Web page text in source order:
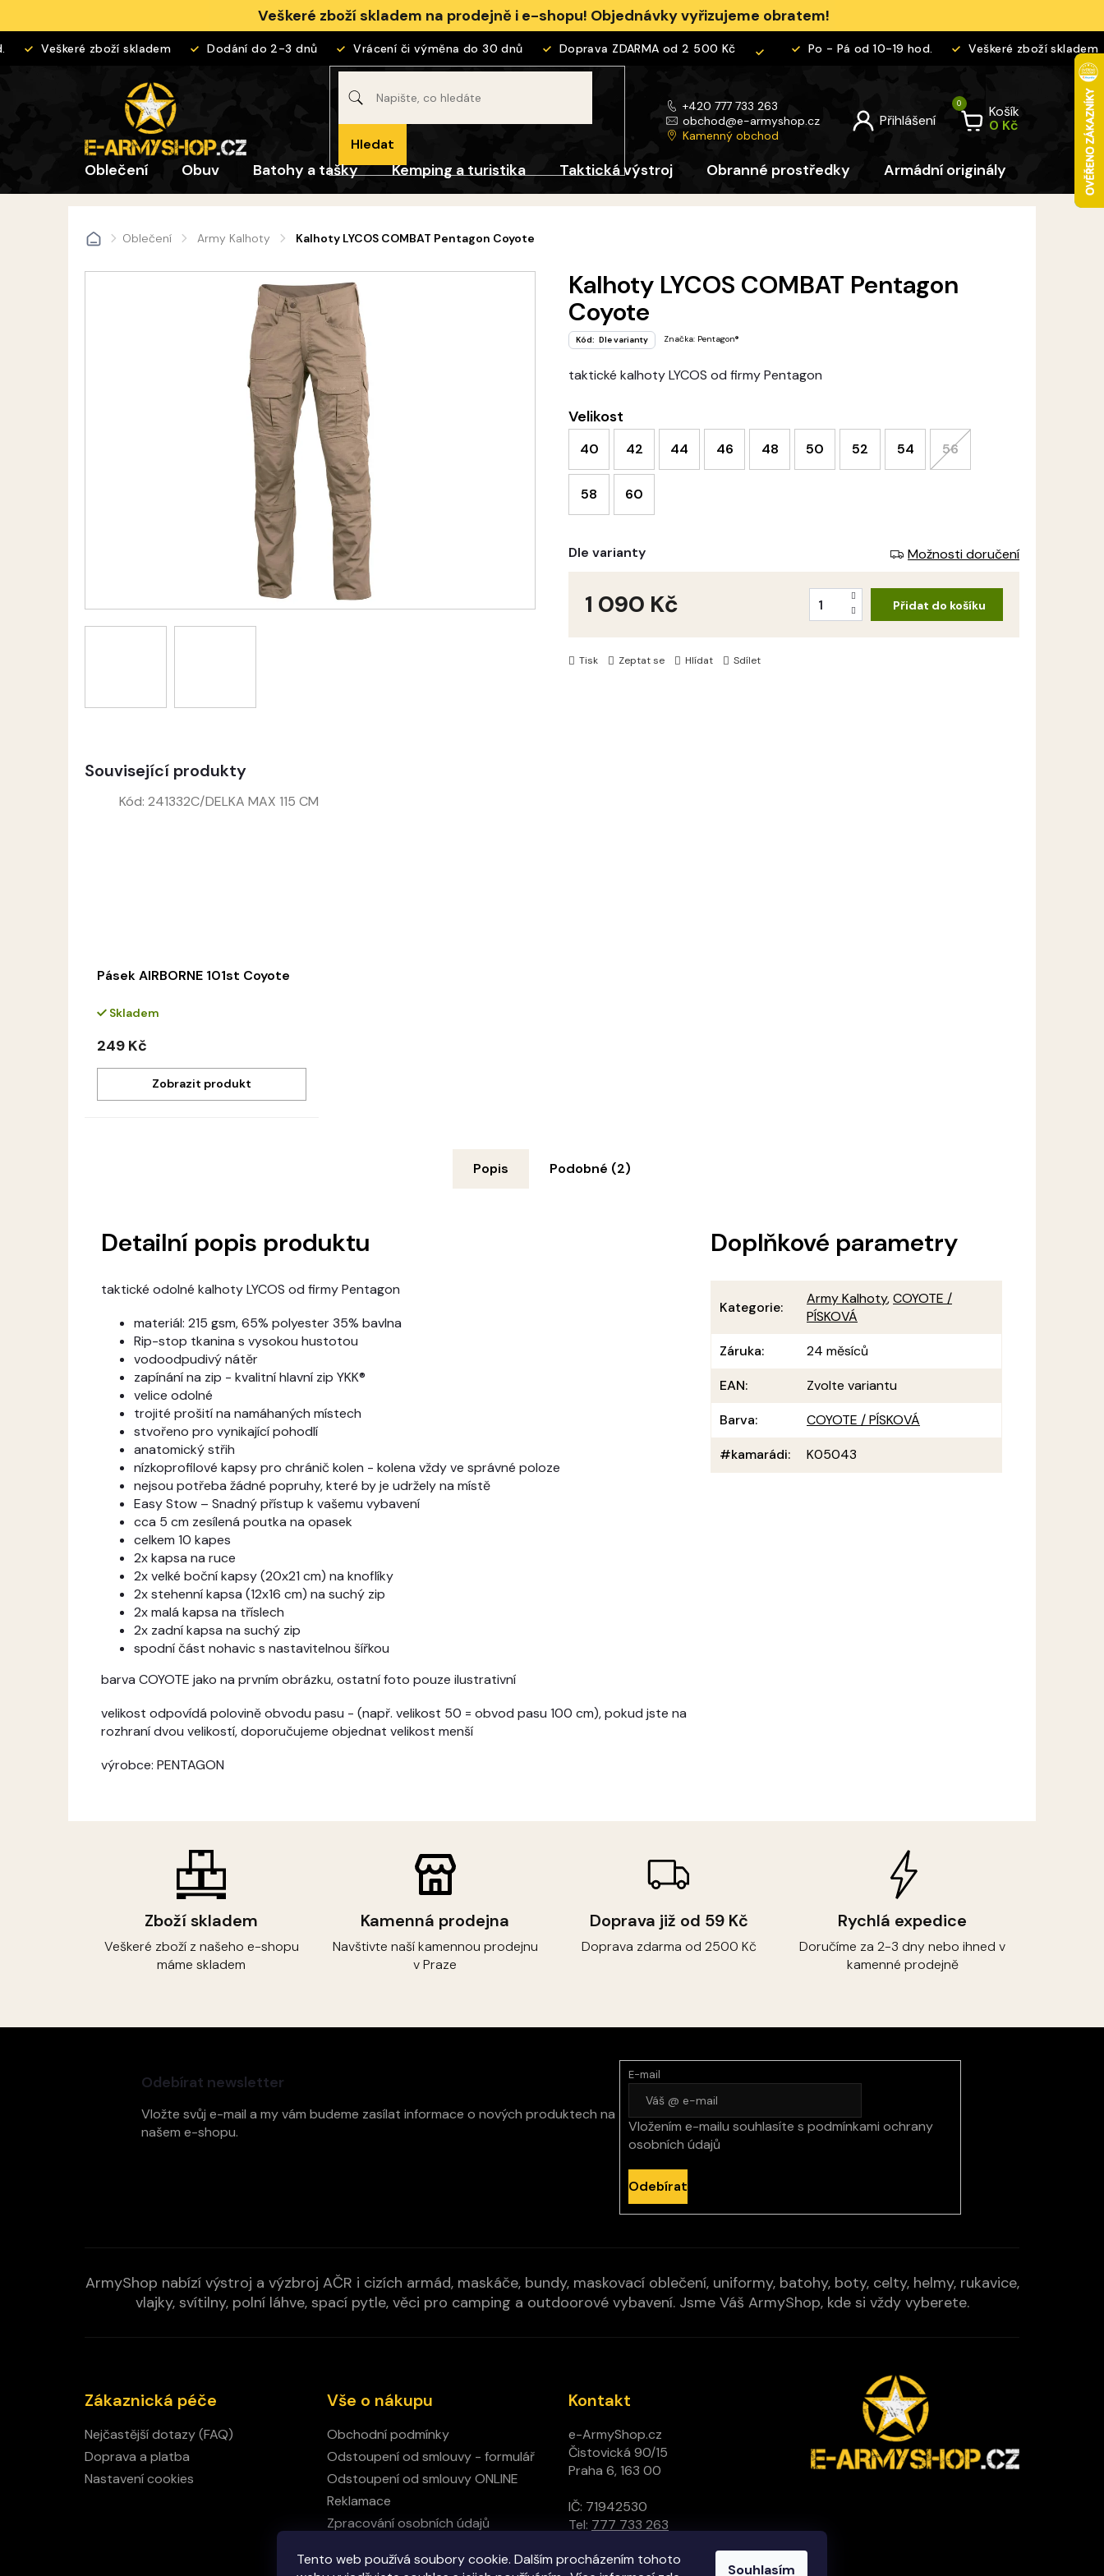
Tento web používá soubory cookie. Dalším procházením tohoto
Souhlasím
obsah
Veškeré zboží skladem na prodejně i e-shopu! Objednávky vyřizujeme obratem!
Veškeré zboží skladem Dodání do 2-3 dnů Vrácení či výměna do 30 dnů Doprava ZDARMA od 2 500 Kč Po - Pá od 10-19 hod. Veškeré zboží skladem
Hledat
+420 777 733 263
obchod@e-armyshop.cz
Kamenný obchod
Košík
Oblečení Obuv Batohy a tašky Kemping a turistika Taktická výstroj Obranné prostředky Armádní originály Pro děti
DomůOblečení Army Kalhoty Kalhoty LYCOS COMBAT Pentagon Coyote
Velikost
40 42 44 46 48 50 52 54 56
58 60
taktické kalhoty LYCOS od firmy Pentagon
Tisk Zeptat se Hlídat Sdílet
Kalhoty LYCOS COMBAT Pentagon
Coyote
Kód: Dle varianty Značka: Pentagon®
Dle varianty Možnosti doručení
1 090 Kč Přidat do košíku
Zboží skladem
Veškeré zboží z našeho e-shopu
máme skladem
Kamenná prodejna
Navštivte naší kamennou prodejnu
v Praze
Doprava již od 59 Kč
Doprava zdarma od 2500 Kč
Rychlá expedice
Doručíme za 2-3 dny nebo ihned v
kamenné prodejně
Související produkty
Pásek AIRBORNE 101st Coyote
Skladem
249 Kč
Kód: 241332C/DELKA MAX 115 CM
Popis Podobné (2)
Detailní popis produktu
taktické odolné kalhoty LYCOS od firmy Pentagon
materiál: 215 gsm, 65% polyester 35% bavlna
Rip-stop tkanina s vysokou hustotou
vodoodpudivý nátěr
zapínání na zip - kvalitní hlavní zip YKK®
velice odolné
trojité prošití na namáhaných místech
stvořeno pro vynikající pohodlí
anatomický střih
nízkoprofilové kapsy pro chránič kolen - kolena vždy ve správné poloze
nejsou potřeba žádné popruhy, které by je udržely na místě
Easy Stow – Snadný přístup k vašemu vybavení
cca 5 cm zesílená poutka na opasek
celkem 10 kapes
2x kapsa na ruce
2x velké boční kapsy (20x21 cm) na knoflíky
2x stehenní kapsa (12x16 cm) na suchý zip
2x malá kapsa na tříslech
2x zadní kapsa na suchý zip
spodní část nohavic s nastavitelnou šířkou
barva COYOTE jako na prvním obrázku, ostatní foto pouze ilustrativní
velikost odpovídá polovině obvodu pasu - (např. velikost 50 = obvod pasu 100 cm), pokud jste na
rozhraní dvou velikostí, doporučujeme objednat velikost menší
výrobce: PENTAGON
Doplňkové parametry
Kategorie:
Army Kalhoty,COYOTE /
PÍSKOVÁ
Záruka:
24 měsíců
EAN:
Zvolte variantu
Barva:
COYOTE / PÍSKOVÁ
#kamarádi: K05043
Odebírat newsletter
Vložte svůj e-mail a my vám budeme zasílat informace o nových produktech na
našem e-shopu.
E-mail
Vložením e-mailu souhlasíte s podmínkami ochrany
osobních údajů
Odebírat
ArmyShop nabízí výstroj a výzbroj AČR i cizích armád, maskáče, bundy, maskovací oblečení, uniformy, batohy, boty, celty, helmy, rukavice,
vlajky, svítilny, polní láhve, spací pytle, věci pro camping a outdoorové vybavení. Jsme Váš ArmyShop, kde si vždy vyberete.
Zákaznická péče
Nejčastější dotazy (FAQ)
Doprava a platba
Nastavení cookies
Vše o nákupu
Obchodní podmínky
Odstoupení od smlouvy - formulář
Odstoupení od smlouvy ONLINE
Reklamace
Zpracování osobních údajů
Kontakt
Kontakt
e-ArmyShop.cz
Čistovická 90/15
Praha 6, 163 00
IČ: 71942530
Tel: 777 733 263